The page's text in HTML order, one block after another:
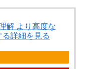
解 より高度な
詳細を見る